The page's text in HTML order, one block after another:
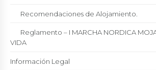
Recomendaciones de Alojamiento.
Reglamento – I MARCHA NORDICA
VIDA
Información Legal